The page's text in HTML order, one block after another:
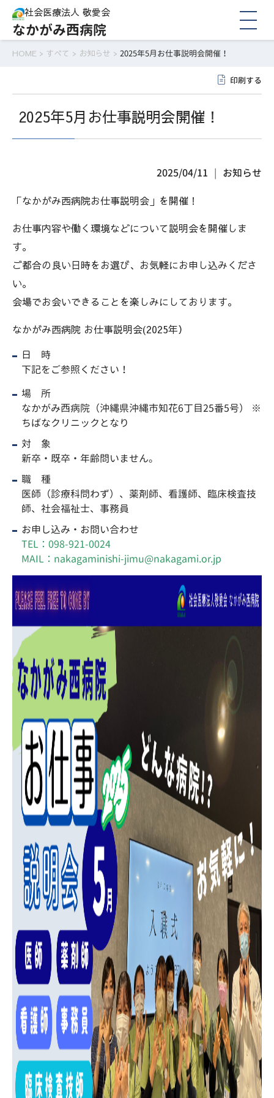
社会医療法人 敬愛会
なかがみ西病院
HOME > すべて > お知らせ > 2025年5月お仕事説明会開催！
印刷する
2025年5月お仕事説明会開催！
2025/04/11 お知らせ
「なかがみ西病院お仕事説明会」を開催！
お仕事内容や働く環境などについて説明会を開催しま
す。
ご都合の良い日時をお選び、お気軽にお申し込みくださ
い。
会場でお会いできることを楽しみにしております。
なかがみ西病院 お仕事説明会(2025年）
日 時
下記をご参照ください！
場 所
なかがみ西病院 （沖縄県沖縄市知花6丁目25番5号）
※
ちばなクリニックとなり
対 象
新卒・既卒・年齢問いません。
職 種
医師（診療科問わず）、薬剤師、看護師、臨床検査技
師、社会福祉士、事務員
お申し込み・お問い合わせ
TEL：098-921-0024
MAIL：nakagaminishi-jimu@nakagami.or.jp